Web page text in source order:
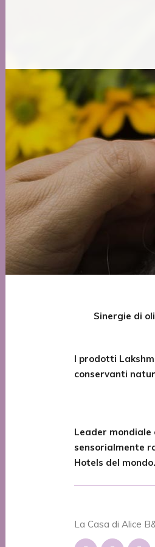
Sinergie di
I prodotti
conservanti
Leader
sensorialmente
Hotels del mondo.
La Casa di Alice